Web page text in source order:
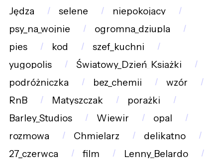
Jędza
selene
niepokojący
psy_na_wojnie
ogromna_dziupla
pies
kod
szef_kuchni
yugopolis
Światowy_Dzień_Książki
podróżniczka
bez_chemii
wzór
RnB
Matyszczak
porażki
Barley_Studios
Wiewir
opal
rozmowa
Chmielarz
delikatno
27_czerwca
film
Lenny_Belardo